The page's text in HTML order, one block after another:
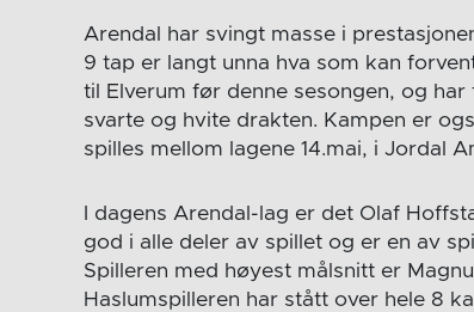
Arendal har svingt masse i
9 tap er langt unna hva som kan
til Elverum før denne sesongen, og
svarte og hvite drakten. Kampen er
spilles mellom lagene 14.mai, i Jordal
I dagens Arendal-lag er det Olaf
god i alle deler av spillet og er en av
Spilleren med høyest målsnitt er
Haslumspilleren har stått over hele 8